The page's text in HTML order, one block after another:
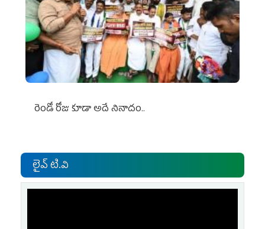
రెండో రోజు కూడా అదే నినాదం..
లైవ్ టి.వి